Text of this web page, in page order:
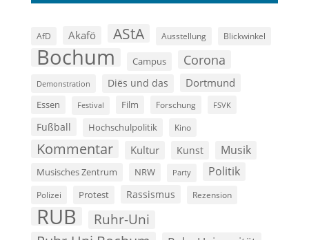
AfD Akafö AStA Ausstellung Blickwinkel
Bochum Campus Corona
Demonstration Diës und das Dortmund
Essen Festival Film Forschung FSVK
Fußball Hochschulpolitik Kino
Kommentar Kultur Kunst Musik
Musisches Zentrum NRW Party Politik
Polizei Protest Rassismus Rezension
RUB Ruhr-Uni